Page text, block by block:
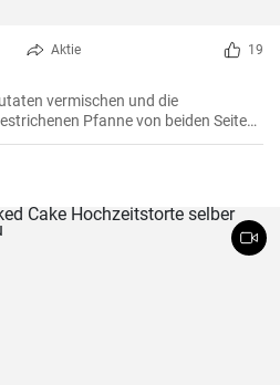
Aktie 19
vermischen und die
Pfanne von beiden Seiten